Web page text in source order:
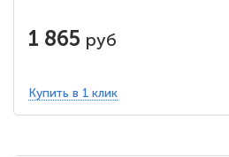
1 865 руб
Купить в 1 клик